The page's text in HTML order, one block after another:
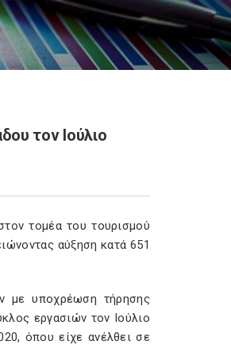
τον Ιούλιο
τομέα του τουρισμού
αύξηση κατά 651
με υποχρέωση τήρησης
εργασιών τον Ιούλιο
όπου είχε ανέλθει σε